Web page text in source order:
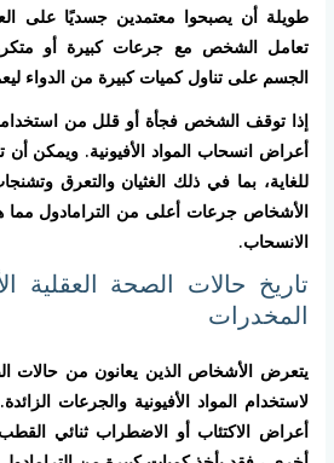
طويلة أن يصبحوا معتمدين جسديًا على
تعامل الشخص مع جرعات كبيرة أو
الجسم على تناول كميات كبيرة من الدواء
إذا توقف الشخص فجأة أو قلل من
أعراض انسحاب المواد الأفيونية. ويمكن
للغاية، بما في ذلك الغثيان والتعرق
الأشخاص جرعات أعلى من الترامادول
الانسحاب.
تاريخ حالات الصحة العقلية
المخدرات
يتعرض الأشخاص الذين يعانون من حالات
لاستخدام المواد الأفيونية والجرعات
أعراض الاكتئاب أو الاضطراب ثنائي